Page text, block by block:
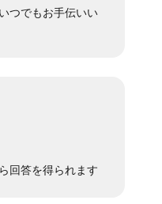
つでもお手伝いい
回答を得られます